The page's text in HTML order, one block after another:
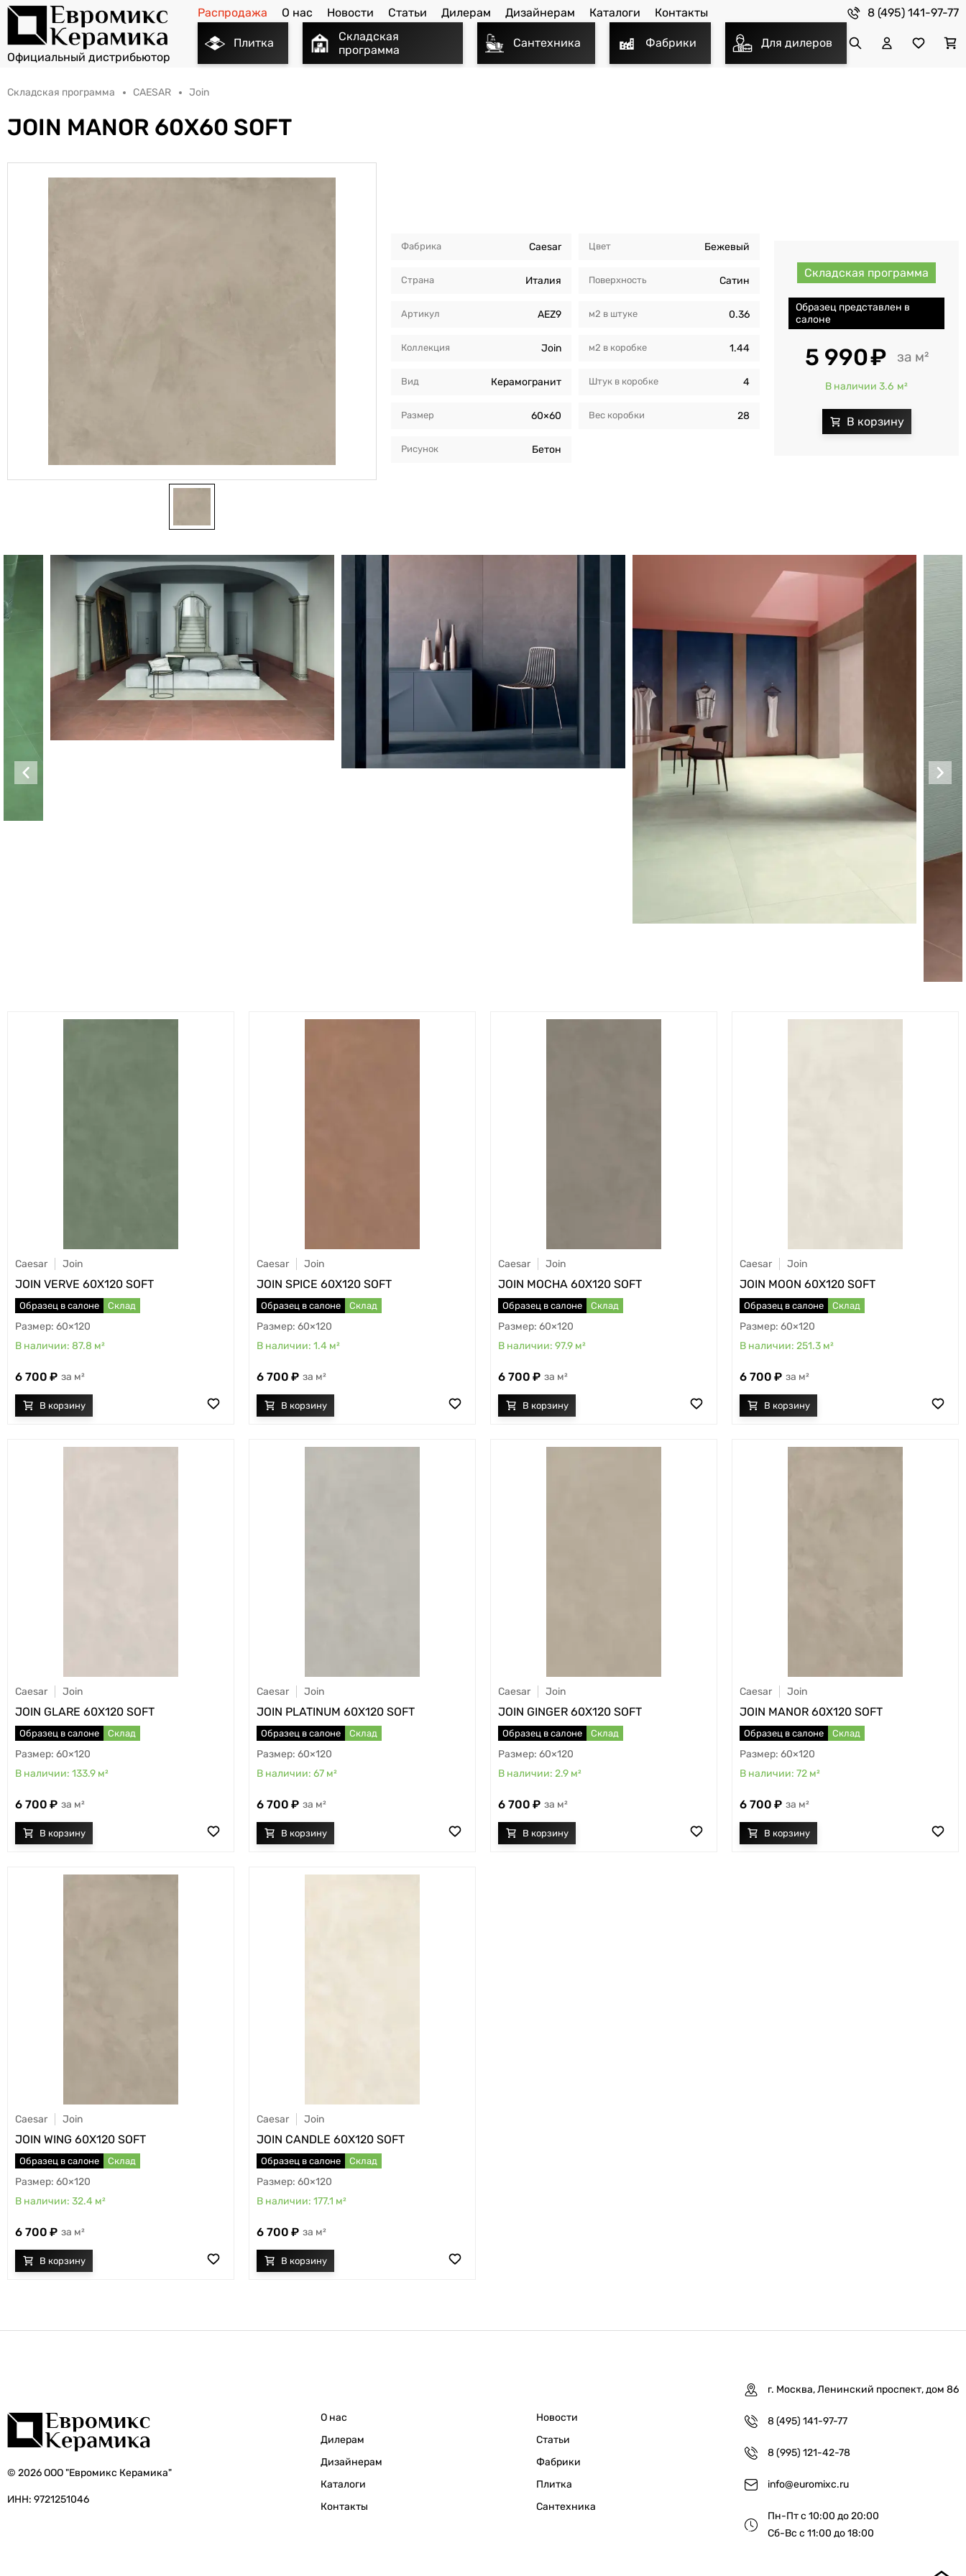
Распродажа О нас Новости Статьи Дилерам Дизайнерам Каталоги Контакты 8 (495) 141-97-77
Плитка
Складская
программа
Сантехника Фабрики Для дилеров
Складская программа CAESAR Join
JOIN MANOR 60X60 SOFT
Фабрика Caesar
Страна Италия
Артикул AEZ9
Коллекция Join
Вид Керамогранит
Размер 60×60
Рисунок Бетон
Цвет Бежевый
Поверхность Сатин
м2 в штуке 0.36
м2 в коробкe 1.44
Штук в коробкe 4
Вес коробки 28
Складская программа
Образец представлен в
салоне
5 990 м²
В наличии 3.6 м²
Caesar Join
JOIN VERVE 60X120 SOFT
Образец в салоне Склад
60×120
87.8 м²
6 700 м²
Caesar Join
JOIN SPICE 60X120 SOFT
Образец в салоне Склад
60×120
1.4 м²
6 700 м²
Caesar Join
JOIN MOCHA 60X120 SOFT
Образец в салоне Склад
60×120
97.9 м²
6 700 м²
Caesar Join
JOIN MOON 60X120 SOFT
Образец в салоне Склад
60×120
251.3 м²
6 700 м²
Caesar Join
JOIN GLARE 60X120 SOFT
Образец в салоне Склад
60×120
133.9 м²
6 700 м²
Caesar Join
JOIN PLATINUM 60X120 SOFT
Образец в салоне Склад
60×120
67 м²
6 700 м²
Caesar Join
JOIN GINGER 60X120 SOFT
Образец в салоне Склад
60×120
2.9 м²
6 700 м²
Caesar Join
JOIN MANOR 60X120 SOFT
Образец в салоне Склад
60×120
72 м²
6 700 м²
Caesar Join
JOIN WING 60X120 SOFT
Образец в салоне Склад
60×120
32.4 м²
6 700 м²
Caesar Join
JOIN CANDLE 60X120 SOFT
Образец в салоне Склад
60×120
177.1 м²
6 700 м²
© 2026 ООО "Евромикс Керамика"
ИНН: 9721251046
О нас
Дилерам
Дизайнерам
Каталоги
Контакты
Новости
Статьи
Фабрики
Плитка
Сантехника
г. Москва, Ленинский проспект, дом 86
8 (495) 141-97-77
8 (995) 121-42-78
info@euromixc.ru
Пн-Пт с 10:00 до 20:00
Сб-Вс с 11:00 до 18:00